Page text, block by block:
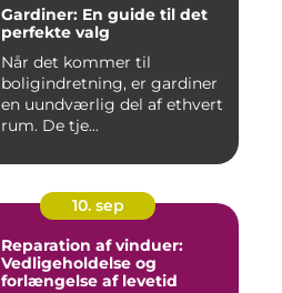
Gardiner: En guide til det
perfekte valg
Når det kommer til
boligindretning, er gardiner
en uundværlig del af ethvert
rum. De tje...
10. sep
Reparation af vinduer:
Vedligeholdelse og
forlængelse af levetid